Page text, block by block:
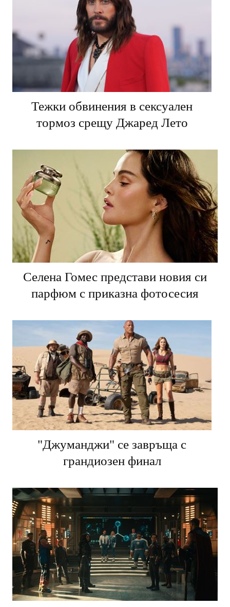
Тежки обвинения в сексуален
тормоз срещу Джаред Лето
Селена Гомес представи новия си
парфюм с приказна фотосесия
"Джуманджи" се завръща с
грандиозен финал